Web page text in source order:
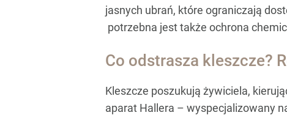
jasnych ubrań, które ograniczają
potrzebna jest także ochrona
Co odstrasza kleszcze?
Kleszcze poszukują żywiciela,
aparat Hallera – wyspecjalizowany